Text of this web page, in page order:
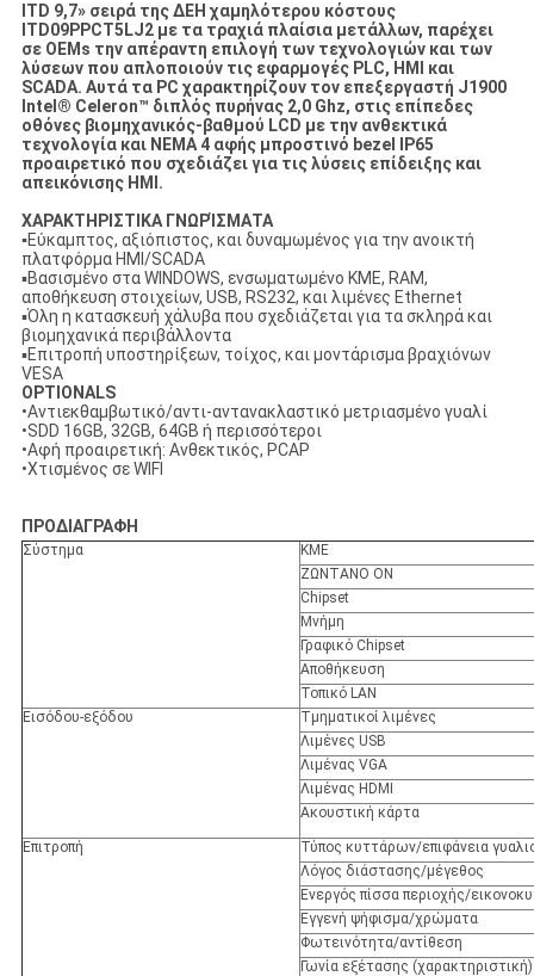
ITD 9,7» σειρά της ΔΕΗ χαμηλότερου κόστους
ITD09PPCT5LJ2 με τα τραχιά πλαίσια μετάλλων, παρέχει
σε OEMs την απέραντη επιλογή των τεχνολογιών και των
λύσεων που απλοποιούν τις εφαρμογές PLC, HMI και
SCADA. Αυτά τα PC χαρακτηρίζουν τον επεξεργαστή J1900
Intel® Celeron™ διπλός πυρήνας 2,0 Ghz, στις επίπεδες
οθόνες βιομηχανικός-βαθμού LCD με την ανθεκτικά
τεχνολογία και NEMA 4 αφής μπροστινό bezel IP65
προαιρετικό που σχεδιάζει για τις λύσεις επίδειξης και
απεικόνισης HMI.
ΧΑΡΑΚΤΗΡΙΣΤΙΚΑ ΓΝΩΡΊΣΜΑΤΑ
▪Εύκαμπτος, αξιόπιστος, και δυναμωμένος για την ανοικτή
πλατφόρμα HMI/SCADA
▪Βασισμένο στα WINDOWS, ενσωματωμένο ΚΜΕ, RAM,
αποθήκευση στοιχείων, USB, RS232, και λιμένες Ethernet
▪Όλη η κατασκευή χάλυβα που σχεδιάζεται για τα σκληρά και
βιομηχανικά περιβάλλοντα
▪Επιτροπή υποστηρίξεων, τοίχος, και μοντάρισμα βραχιόνων
VESA
OPTIONALS
•Αντιεκθαμβωτικό/αντι-αντανακλαστικό μετριασμένο γυαλί
•SDD 16GB, 32GB, 64GB ή περισσότεροι
•Αφή προαιρετική: Ανθεκτικός, PCAP
•Χτισμένος σε WIFI
ΠΡΟΔΙΑΓΡΑΦΗ
Σύστημα
ΚΜΕ
ΖΩΝΤΑΝΟ ΟΝ
Chipset
Μνήμη
Γραφικό Chipset
Αποθήκευση
Τοπικό LAN
Εισόδου-εξόδου
Τμηματικοί λιμένες
Λιμένες USB
Λιμένας VGA
Λιμένας HDMI
Ακουστική κάρτα
Επιτροπή
Τύπος κυττάρων/επιφάνεια
Λόγος διάστασης/μέγεθος
Ενεργός πίσσα περιοχής/
Εγγενή ψήφισμα/χρώματα
Φωτεινότητα/αντίθεση
Γωνία εξέτασης (χαρακτηριστική)